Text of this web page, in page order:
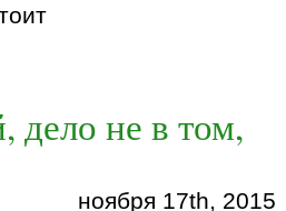
дело не в том,
ноября 17th, 2015